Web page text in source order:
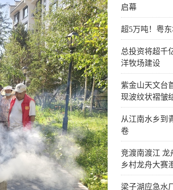
启幕
超5万吨！粤
总投资将超千
洋牧场建设
紫金山天文台
现波纹状褶皱
从江南水乡到
卷
竞渡南渡江
乡村龙舟大赛
梁子湖应急水